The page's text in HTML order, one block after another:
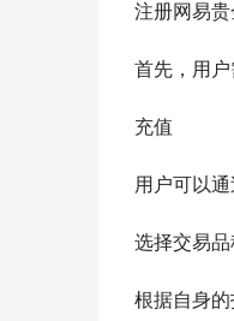
注册网易
首先，用
充值
用户可以
选择交易品
根据自身